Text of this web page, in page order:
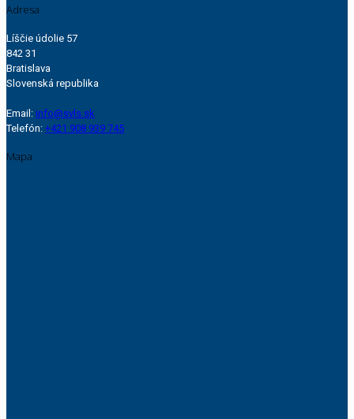
Adresa
Líščie údolie 57
842 31
Bratislava
Slovenská republika
Email: info@svls.sk
Telefón: +421 908 939 745
Mapa